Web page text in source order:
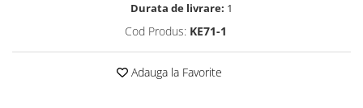
Durata de livrare: 1
Cod Produs: KE71-1
Adauga la Favorite